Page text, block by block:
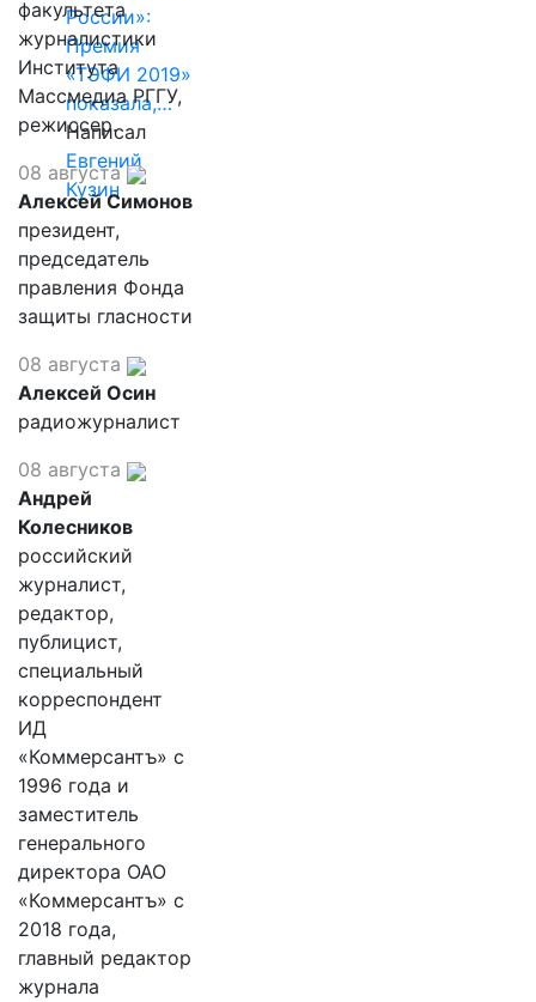
России»:
Премия
«ТЭФИ 2019»
показала,…
Написал
Евгений
Кузин
факультета
журналистики
Института
Массмедиа РГГУ,
режиссер.
08 августа
Алексей Симонов
президент,
председатель
правления Фонда
защиты гласности
08 августа
Алексей Осин
радиожурналист
08 августа
Андрей
Колесников
российский
журналист,
редактор,
публицист,
специальный
корреспондент
ИД
«Коммерсантъ» с
1996 года и
заместитель
генерального
директора ОАО
«Коммерсантъ» с
2018 года,
главный редактор
журнала